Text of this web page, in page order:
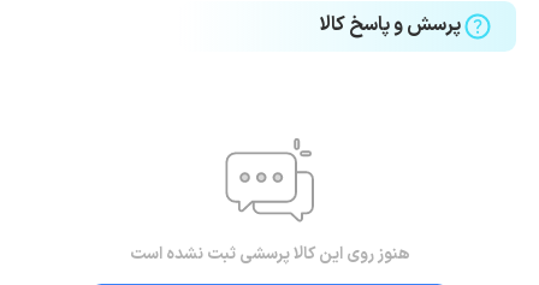
پرسش و پاسخ کالا
هنوز روی این کالا پرسشی ثبت نشده است